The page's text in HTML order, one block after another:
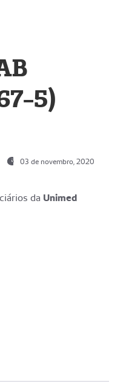
5)
03 de novembro, 2020
da Unimed